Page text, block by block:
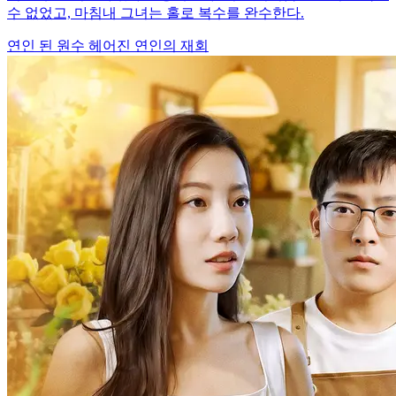
수 없었고, 마침내 그녀는 홀로 복수를 완수한다.
연인 된 원수 헤어진 연인의 재회